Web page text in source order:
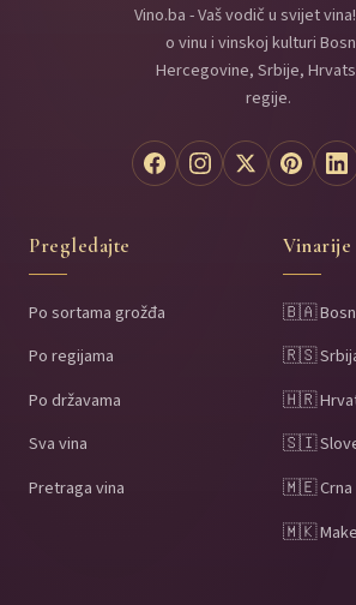
Vino.ba - Vaš vodič u svijet
o vinu i vinskoj kulturi
Hercegovine, Srbije,
regije.
Pregledajte
Po sortama grožđa
Po regijama
Po državama
Sva vina
Pretraga vina
Vinarije
🇧🇦
🇷🇸
🇭🇷
🇸🇮
🇲🇪 Crna
🇲🇰